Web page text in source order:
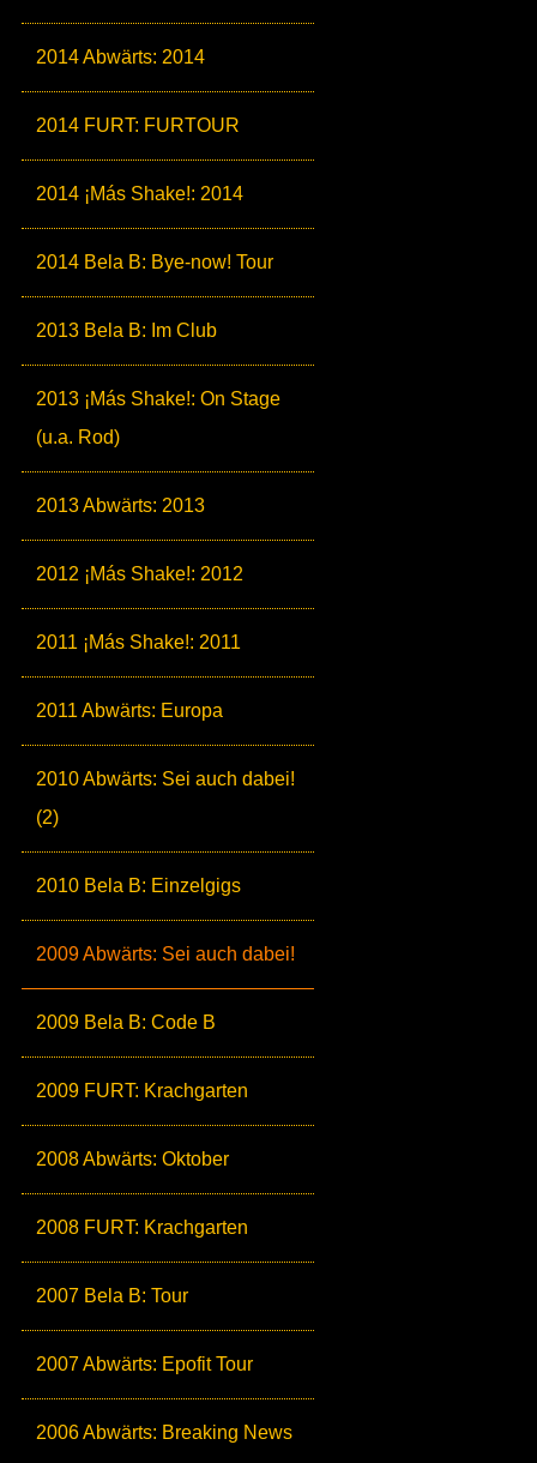
2014 Abwärts: 2014
2014 FURT: FURTOUR
2014 ¡Más Shake!: 2014
2014 Bela B: Bye-now! Tour
2013 Bela B: Im Club
2013 ¡Más Shake!: On Stage
(u.a. Rod)
2013 Abwärts: 2013
2012 ¡Más Shake!: 2012
2011 ¡Más Shake!: 2011
2011 Abwärts: Europa
2010 Abwärts: Sei auch dabei!
(2)
2010 Bela B: Einzelgigs
2009 Abwärts: Sei auch dabei!
2009 Bela B: Code B
2009 FURT: Krachgarten
2008 Abwärts: Oktober
2008 FURT: Krachgarten
2007 Bela B: Tour
2007 Abwärts: Epofit Tour
2006 Abwärts: Breaking News